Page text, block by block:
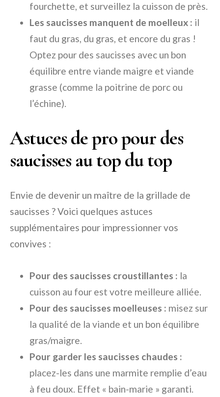
fourchette, et surveillez la cuisson de près.
Les saucisses manquent de moelleux : il
faut du gras, du gras, et encore du gras !
Optez pour des saucisses avec un bon
équilibre entre viande maigre et viande
grasse (comme la poitrine de porc ou
l’échine).
Astuces de pro pour des
saucisses au top du top
Envie de devenir un maître de la grillade de
saucisses ? Voici quelques astuces
supplémentaires pour impressionner vos
convives :
Pour des saucisses croustillantes : la
cuisson au four est votre meilleure alliée.
Pour des saucisses moelleuses : misez sur
la qualité de la viande et un bon équilibre
gras/maigre.
Pour garder les saucisses chaudes :
placez-les dans une marmite remplie d’eau
à feu doux. Effet « bain-marie » garanti.